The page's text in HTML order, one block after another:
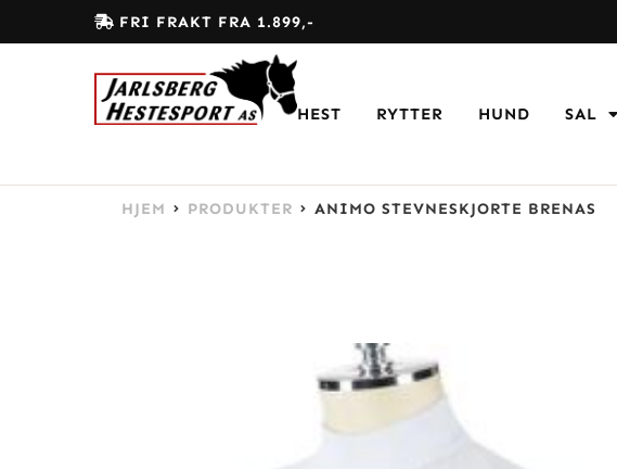
FRI FRAKT FRA 1.899,-
HEST RYTTER HUND SAL
HJEM PRODUKTER ANIMO STEVNESKJORTE BRENAS